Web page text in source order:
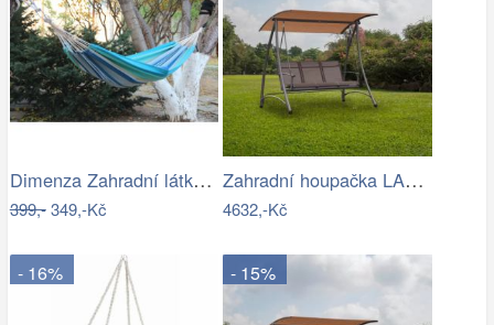
Dimenza Zahradní látková houpací síť -…
399,-349,-Kč
Zahradní houpačka LAMIA Tempo Kondela
4632,-Kč
- 16% - 15%